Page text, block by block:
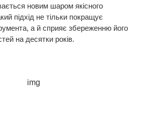
новим шаром якісного
підхід не тільки покращує
а й сприяє збереженню його
на десятки років.